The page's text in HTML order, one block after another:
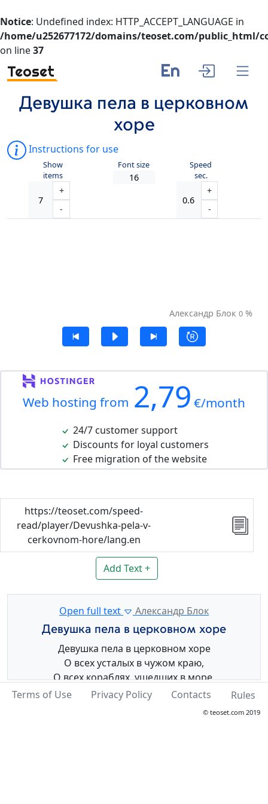
Notice: Undefined index: HTTP_ACCEPT_LANGUAGE in
/home/u252677172/domains/teoset.com/public_html/
on line37
Teoset En
Девушка пела в церковном
хоре
Instructions for use
Show
items
+
-
Font size
Speed
sec.
+
-
Александр Блок 0%
Web hosting from 2,79 €/month
24/7 customer support
Discounts for loyal customers
Free migration of the website
https://teoset.com/speed-
read/player/Devushka-pela-v-
cerkovnom-hore/lang.en
Add Text +
Open full text Александр Блок
Девушка пела в церковном хоре
Девушка пела в церковном хоре
О всех усталых в чужом краю,
О всех кораблях, ушедших в море,
О всех, забывших радость свою.
Terms of Use Privacy Policy Contacts Rules
© teoset.com 2019